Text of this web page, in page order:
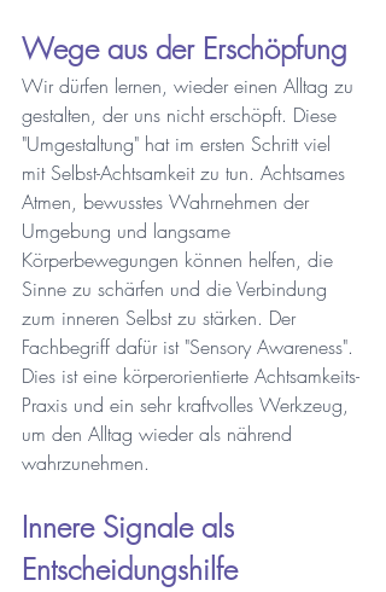
Wege aus der Erschöpfung
Wir dürfen lernen, wieder einen Alltag zu
gestalten, der uns nicht erschöpft. Diese
"Umgestaltung" hat im ersten Schritt viel
mit Selbst-Achtsamkeit zu tun. Achtsames
Atmen, bewusstes Wahrnehmen der
Umgebung und langsame
Körperbewegungen können helfen, die
Sinne zu schärfen und die Verbindung
zum inneren Selbst zu stärken. Der
Fachbegriff dafür ist "Sensory Awareness".
Dies ist eine körperorientierte Achtsamkeits-
Praxis und ein sehr kraftvolles Werkzeug,
um den Alltag wieder als nährend
wahrzunehmen.
Innere Signale als
Entscheidungshilfe